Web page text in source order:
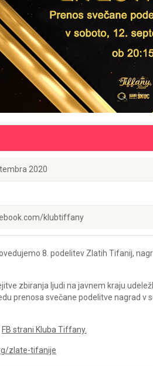
2020
klubtiffany
8. podelitev Zlatih Tifanij,
zbiranja ljudi na javnem kraju
prenosa svečane podelitve nagrad
FB strani Kluba Tiffany.
zlate-tifanije